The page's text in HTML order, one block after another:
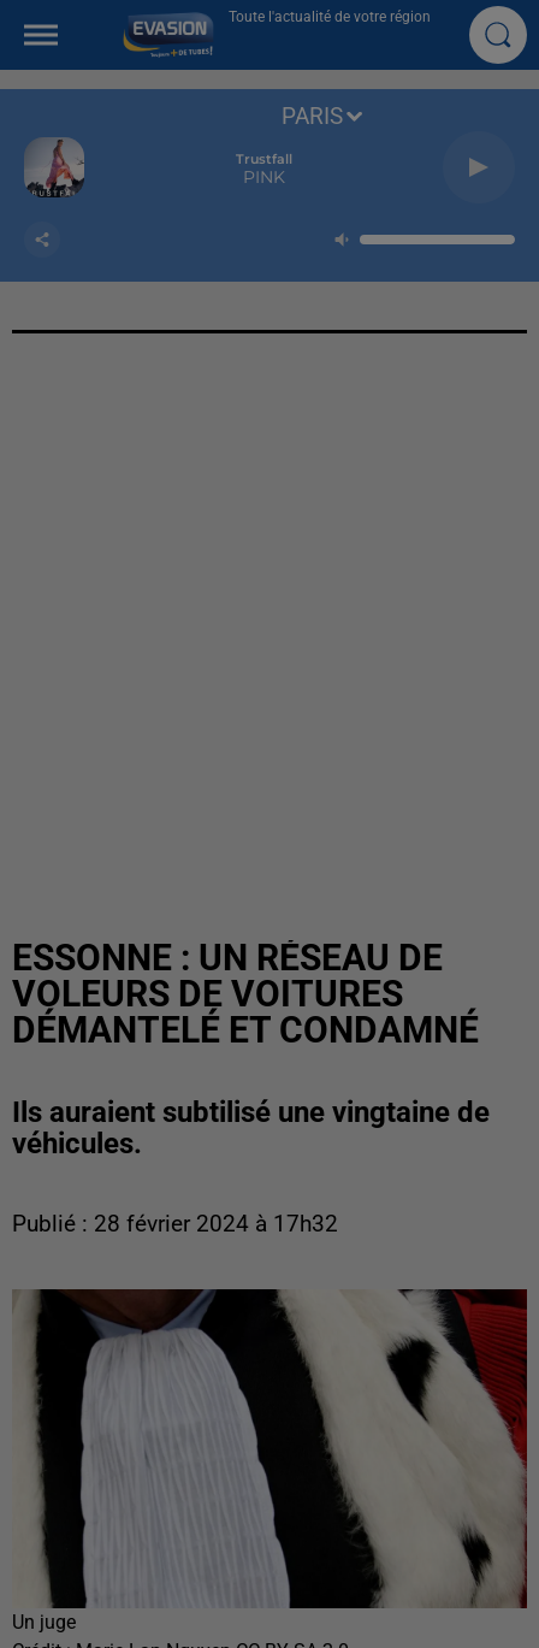
Toute l'actualité de votre région
Trustfall
PINK
PARIS
ESSONNE : UN RÉSEAU DE
VOLEURS DE VOITURES
DÉMANTELÉ ET CONDAMNÉ
Ils auraient subtilisé une vingtaine de
véhicules.
Publié : 28 février 2024 à 17h32
Un juge